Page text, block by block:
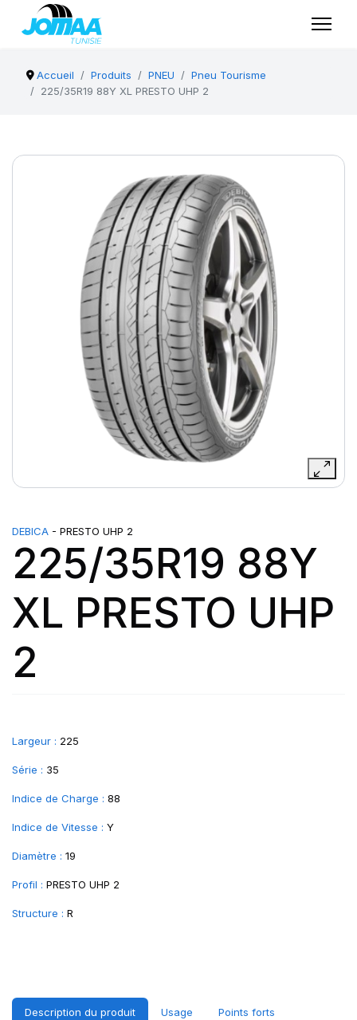
Accueil Produits PNEU
Pneu Tourisme
225/35R19 88Y XL PRESTO UHP 2
DEBICA - PRESTO UHP 2
225/35R19 88Y
XL PRESTO UHP
2
Largeur : 225
Série : 35
Indice de Charge : 88
Indice de Vitesse : Y
Diamètre : 19
Profil : PRESTO UHP 2
Structure : R
Description du produit Usage Points forts